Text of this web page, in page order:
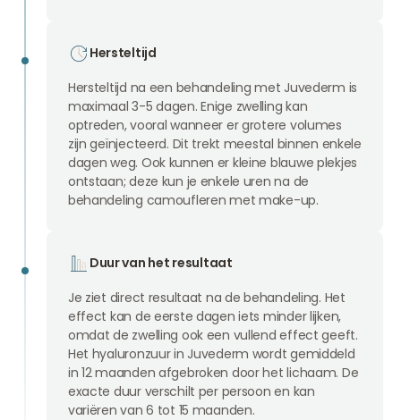
Hersteltijd
Hersteltijd na een behandeling met Juvederm is
maximaal 3-5 dagen. Enige zwelling kan
optreden, vooral wanneer er grotere volumes
zijn geïnjecteerd. Dit trekt meestal binnen enkele
dagen weg. Ook kunnen er kleine blauwe plekjes
ontstaan; deze kun je enkele uren na de
behandeling camoufleren met make-up.
Duur van het resultaat
Je ziet direct resultaat na de behandeling. Het
effect kan de eerste dagen iets minder lijken,
omdat de zwelling ook een vullend effect geeft.
Het hyaluronzuur in Juvederm wordt gemiddeld
in 12 maanden afgebroken door het lichaam. De
exacte duur verschilt per persoon en kan
variëren van 6 tot 15 maanden.